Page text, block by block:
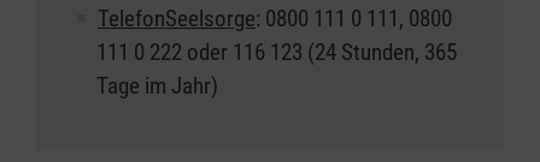
TelefonSeelsorge: 0800 111 0 111, 0800
111 0 222 oder 116 123 (24 Stunden, 365
Tage im Jahr)